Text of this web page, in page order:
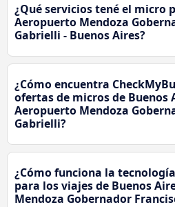
¿Qué servicios tené el micro
Aeropuerto Mendoza
Gabrielli - Buenos Aires?
¿Cómo encuentra
ofertas de micros de Buenos
Aeropuerto Mendoza
Gabrielli?
¿Cómo funciona la
para los viajes de Buenos
Mendoza Gobernador